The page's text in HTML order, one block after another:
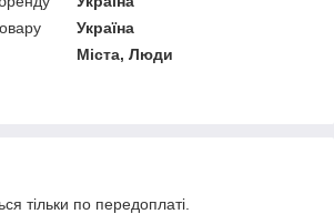
Україна
Міста, Люди
тільки по передоплаті.